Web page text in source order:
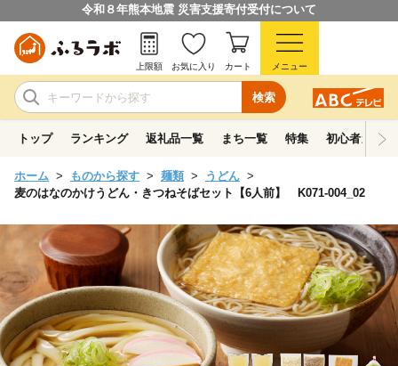
令和８年熊本地震 災害支援寄付受付について
検索
上限額 お気に入り カート メニュー
トップ ランキング 返礼品一覧 まち一覧 特集 初心者ガイド
ホーム ものから探す 麺類
うどん
麦のはなのかけうどん・きつねそばセット【6人前】 K071-004_02